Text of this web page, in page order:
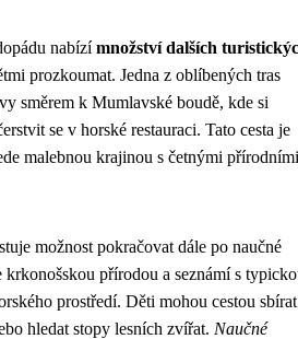
nabízímnožství dalších
prozkoumat. Jedna z oblíbených tras
směrem k Mumlavské boudě, kde si
se v horské restauraci. Tato cesta je
malebnou krajinou s četnými přírodními
možnost pokračovat dále po naučné
krkonošskou přírodou a seznámí s
prostředí. Děti mohou cestou sbírat
hledat stopy lesních zvířat. Naučné